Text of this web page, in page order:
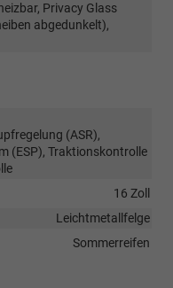
Privacy Glass
abgedunkelt),
(ASR),
(ESP), Traktionskontrolle
16 Zoll
Leichtmetallfelge
Sommerreifen